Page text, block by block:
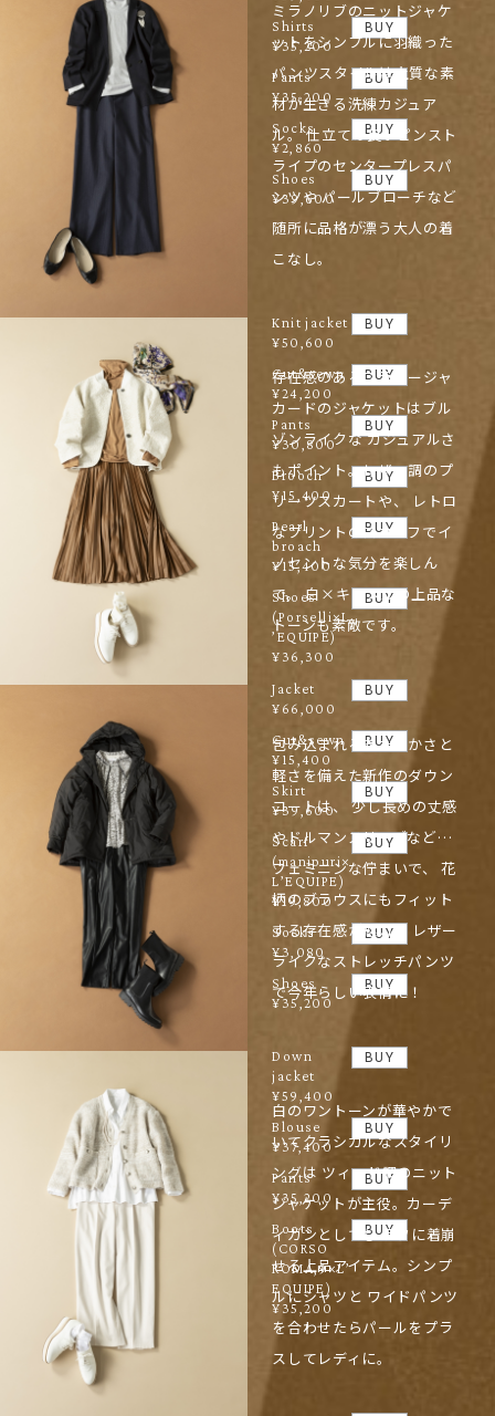
Shirts
¥35,200
BUY
Pants
¥35,200
BUY
Socks
¥2,860
BUY
Shoes
¥39,600
BUY
ミラノリブのニットジャケ
ットをシンプルに羽織った
パンツスタイルは上質な素
材が生きる洗練カジュア
ル。 仕立ての良いピンスト
ライプのセンタープレスパ
ンツや パールブローチなど
随所に品格が漂う大人の着
こなし。
Knit jacket
¥50,600
BUY
Cut&sewn
¥24,200
BUY
Pants
¥30,800
BUY
Brooch
¥15,400
BUY
Pearl
broach
¥15,400
BUY
Shoes
(Porselli×L
’EQUIPE)
¥36,300
BUY
存在感のあるフラワージャ
カードのジャケットはブル
ゾンライクな カジュアルさ
もポイント。レザー調のプ
リーツスカートや、 レトロ
なプリントのスカーフでイ
ノセントな気分を楽しん
で。 白×キャメルの上品な
トーンも素敵です。
Jacket
¥66,000
BUY
Cut&sewn
¥15,400
BUY
Skirt
¥39,600
BUY
Scarf
(manipuri×
L’EQUIPE)
¥19,800
BUY
Socks
¥3,080
BUY
Shoes
¥35,200
BUY
包み込まれるあたたかさと
軽さを備えた新作のダウン
コートは、 少し長めの丈感
やドルマンスリーブなど…
フェミニンな佇まいで、 花
柄のブラウスにもフィット
する存在感が魅力。 レザー
ライクなストレッチパンツ
で今年らしい表情に！
Down
jacket
¥59,400
BUY
Blouse
¥37,400
BUY
Pants
¥35,200
BUY
Boots
(CORSO
ROMA,9×L’
EQUIPE)
¥35,200
BUY
白のワントーンが華やかで
いてクラシカルなスタイリ
ングは ツィード調のニット
ジャケットが主役。カーデ
ィガンとしても ラフに着崩
せる上品アイテム。シンプ
ルにシャツと ワイドパンツ
を合わせたらパールをプラ
スしてレディに。